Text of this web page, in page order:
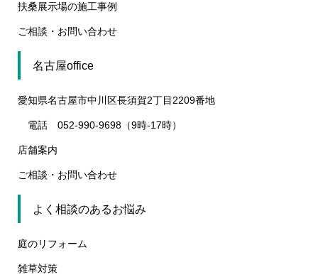
扶桑展示場の施工事例
ご相談・お問い合わせ
名古屋office
愛知県名古屋市中川区長須賀2丁目2209番地
電話 052-990-9698（9時-17時）
店舗案内
ご相談・お問い合わせ
よく相談のあるお悩み
庭のリフォーム
雑草対策